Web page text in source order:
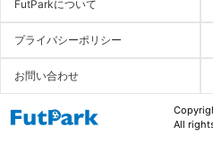
FutParkについて
プライバシーポリシー
お問い合わせ
All